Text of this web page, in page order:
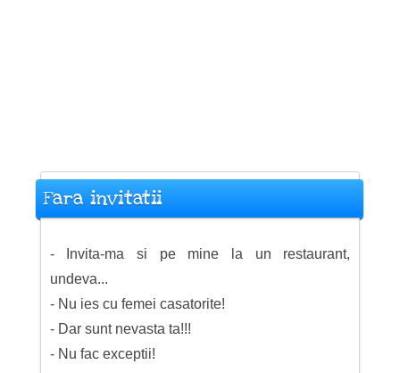
Fara invitatii
- Invita-ma si pe mine la un restaurant,
undeva...
- Nu ies cu femei casatorite!
- Dar sunt nevasta ta!!!
- Nu fac exceptii!